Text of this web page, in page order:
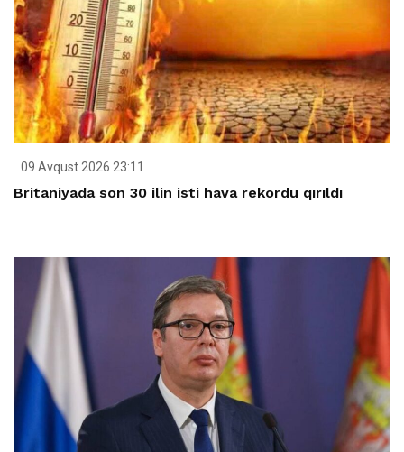
09 Avqust 2026 23:11
Britaniyada son 30 ilin isti hava rekordu qırıldı